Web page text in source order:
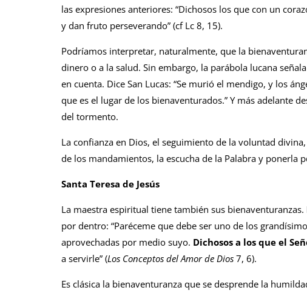
las expresiones anteriores: “Dichosos los que con un
y dan fruto perseverando” (cf Lc 8, 15).
Podríamos interpretar, naturalmente, que la
dinero o a la salud. Sin embargo, la parábola lucana
en cuenta. Dice San Lucas: “Se murió el mendigo, y los
que es el lugar de los bienaventurados.” Y más adelante
del tormento.
La confianza en Dios, el seguimiento de la voluntad
de los mandamientos, la escucha de la Palabra y ponerla
Santa Teresa de Jesús
La maestra espiritual tiene también sus
por dentro: “Paréceme que debe ser uno de los
aprovechadas por medio suyo. Dichosos a los que el
a servirle” (Los Conceptos del Amor de Dios7, 6).
Es clásica la bienaventuranza que se desprende la